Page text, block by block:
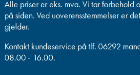
Alle priser er eks. mva. Vi tar forbehold
på siden. Ved uoverensstemmelser er
gjelder.
Kontakt kundeservice på tlf. 06292
08.00 - 16.00.